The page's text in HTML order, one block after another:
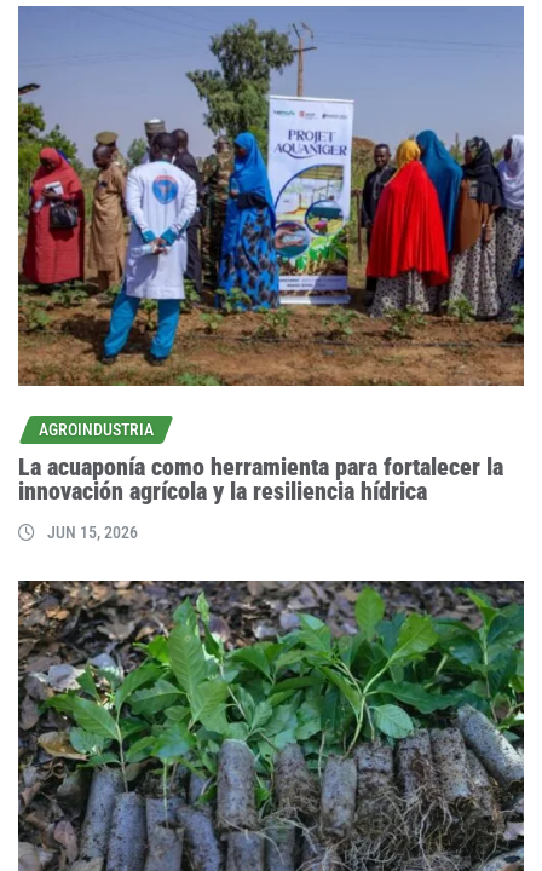
AGROINDUSTRIA
La acuaponía como herramienta para fortalecer la
innovación agrícola y la resiliencia hídrica
JUN 15, 2026